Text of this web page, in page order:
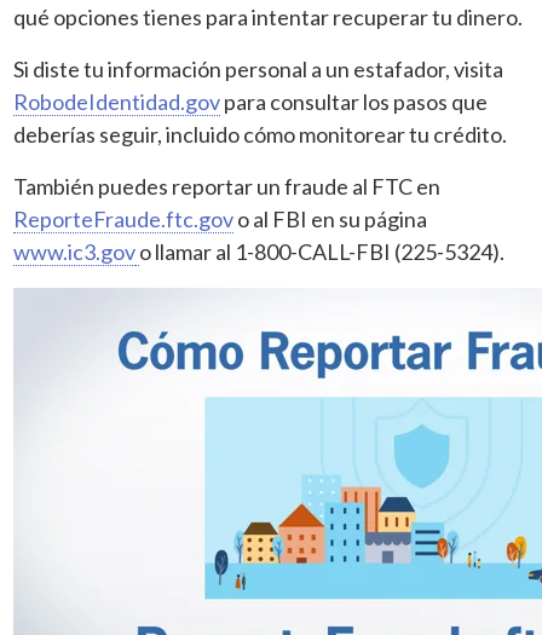
qué opciones tienes para intentar recuperar tu dinero.
Si diste tu información personal a un estafador, visita
RobodeIdentidad.govpara consultar los pasos que
deberías seguir, incluido cómo monitorear tu crédito.
También puedes reportar un fraude al FTC en
ReporteFraude.ftc.govo al FBI en su página
www.ic3.govo llamar al 1-800-CALL-FBI (225-5324).